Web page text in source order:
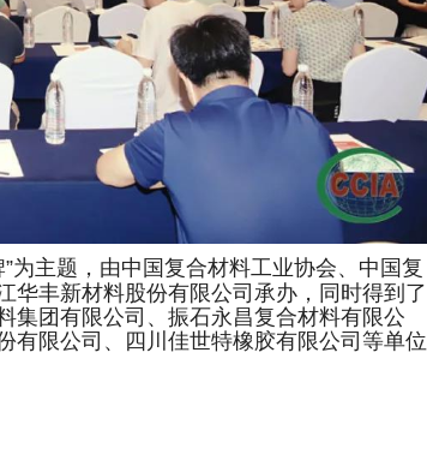
为主题，由中国复合材料工业协会、中国复
华丰新材料股份有限公司承办，同时得到了
集团有限公司、振石永昌复合材料有限公
有限公司、四川佳世特橡胶有限公司等单位